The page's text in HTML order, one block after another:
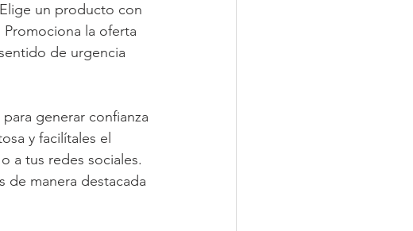
un producto con
la oferta
de urgencia
generar confianza
y facilítales el
a tus redes sociales.
de manera destacada